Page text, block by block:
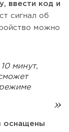
ввести код и
сигнал об
можно
минут,
оснащены